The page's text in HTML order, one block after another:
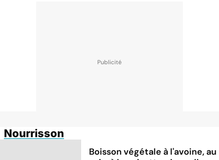
Nourrisson
Boisson végétale à l'avoine, au